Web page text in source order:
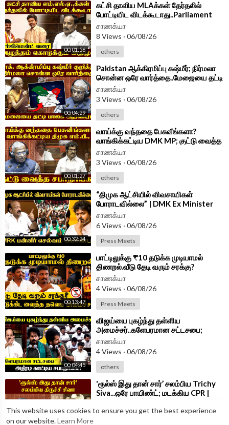
This website uses cookies to ensure you get the best experience
on our website.Learn More
00:01:56
⁣கட்சி தாவிய MLAக்கள் தேர்தலில்
போட்டியிட விடக்கூடாது..Parliament
வரை..அழுத்தம் கொடுக்கும் ADMK
சாணக்யா
8 Views · 06/08/26
others
00:04:29
⁣Pakistan ஆக்கிரமிப்பு கஷ்மீர்; நிர்மலா
சொன்ன ஒரே வார்த்தை..மேஜையை தட்டி
BJPஆரவாரம் | Parliament 2026
சாணக்யா
3 Views · 06/08/26
others
00:01:27
⁣வாய்க்கு வந்ததை பேசுவீங்களா?
வாங்கிக்கட்டிய DMK MP; குட்டு வைத்த
சபாநாயகர் | Parliament 2026
சாணக்யா
3 Views · 06/08/26
others
00:32:24
⁣“திமுக ஆட்சியில் விவசாயிகள்
போராடவில்லை” | DMK Ex Minister
MRK Panneer Selvam | Press Meet
|TVK Govt
சாணக்யா
6 Views · 06/08/26
Press Meets
00:13:47
⁣பாட்டிலுக்கு ₹10 தடுக்க முடியாமல்
திணறல்.வீடு தேடி வரும் சரக்கு?
Minister Vignesh Press Meet | TVK
சாணக்யா
4 Views · 06/08/26
Press Meets
00:04:45
⁣விஜய்யை புகழ்ந்து தள்ளிய
அமைச்சர்..களேபரமான சட்டசபை;
அதிரடி காட்டிய சபாநாயகர் | TN
Assembly 2026
சாணக்யா
4 Views · 06/08/26
others
⁣'ரூல்ஸ் இது தான் சார்’ சலம்பிய Trichy
Siva...ஒரே பாயிண்ட்; மடக்கிய CPR |
6 Views 06/08/26